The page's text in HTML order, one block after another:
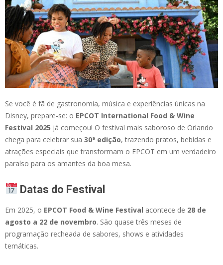
Se você é fã de gastronomia, música e experiências únicas na
Disney, prepare-se: o EPCOT International Food & Wine
Festival 2025 já começou! O festival mais saboroso de Orlando
chega para celebrar sua 30ª edição, trazendo pratos, bebidas e
atrações especiais que transformam o EPCOT em um verdadeiro
paraíso para os amantes da boa mesa.
Datas do Festival
Em 2025, o EPCOT Food & Wine Festival acontece de 28 de
agosto a 22 de novembro. São quase três meses de
programação recheada de sabores, shows e atividades
temáticas.